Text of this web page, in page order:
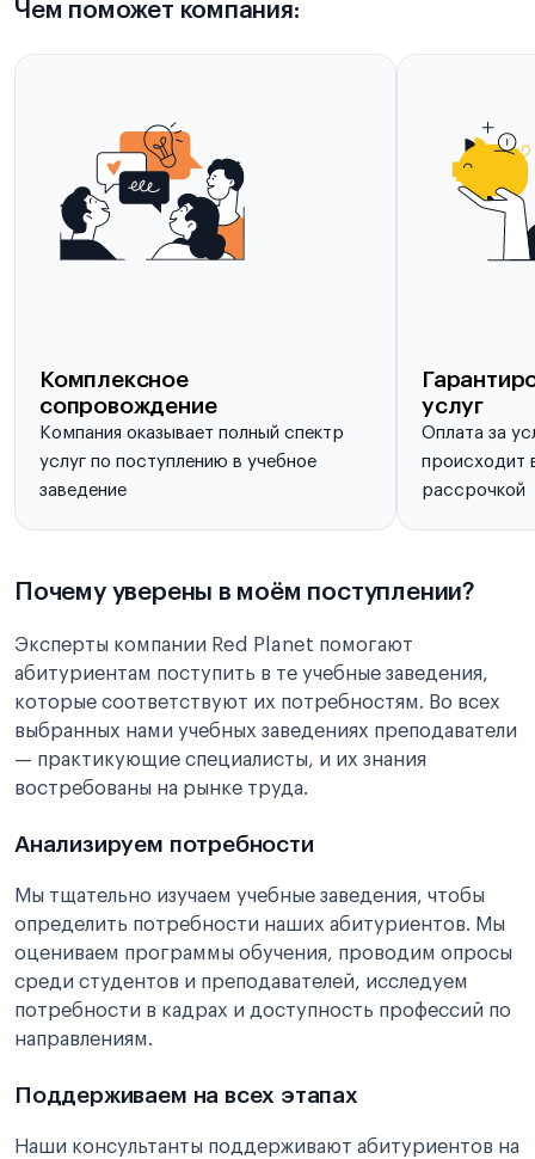
Чем поможет компания:
Комплексное
сопровождение
Компания оказывает полный спектр
услуг по поступлению в учебное
заведение
услуг
Оплата за
происходит
рассрочкой
Почему уверены в моём поступлении?
Эксперты компании Red Planet помогают
абитуриентам поступить в те учебные заведения,
которые соответствуют их потребностям. Во всех
выбранных нами учебных заведениях преподаватели
— практикующие специалисты, и их знания
востребованы на рынке труда.
Анализируем потребности
Мы тщательно изучаем учебные заведения, чтобы
определить потребности наших абитуриентов. Мы
оцениваем программы обучения, проводим опросы
среди студентов и преподавателей, исследуем
потребности в кадрах и доступность профессий по
направлениям.
Поддерживаем на всех этапах
Наши консультанты поддерживают абитуриентов на